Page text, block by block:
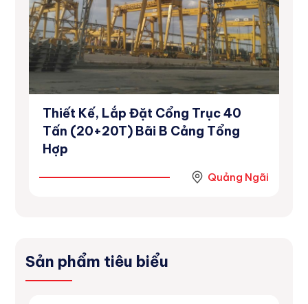
Thiết Kế, Lắp Đặt Cổng Trục 40
Tấn (20+20T) Bãi B Cảng Tổng
Hợp
Quảng Ngãi
Sản phẩm tiêu biểu